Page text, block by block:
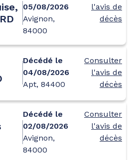
05/08/2026
Avignon,
84000
l'avis de
décès
Décédé le
04/08/2026
Apt, 84400
Consulter
l'avis de
décès
Décédé le
02/08/2026
Avignon,
84000
Consulter
l'avis de
décès